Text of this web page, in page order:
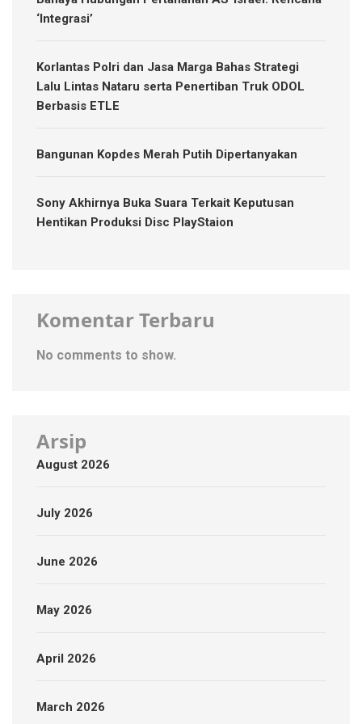
‘Integrasi’
Korlantas Polri dan Jasa Marga Bahas Strategi
Lalu Lintas Nataru serta Penertiban Truk ODOL
Berbasis ETLE
Bangunan Kopdes Merah Putih Dipertanyakan
Sony Akhirnya Buka Suara Terkait Keputusan
Hentikan Produksi Disc PlayStaion
Komentar Terbaru
No comments to show.
Arsip
August 2026
July 2026
June 2026
May 2026
April 2026
March 2026